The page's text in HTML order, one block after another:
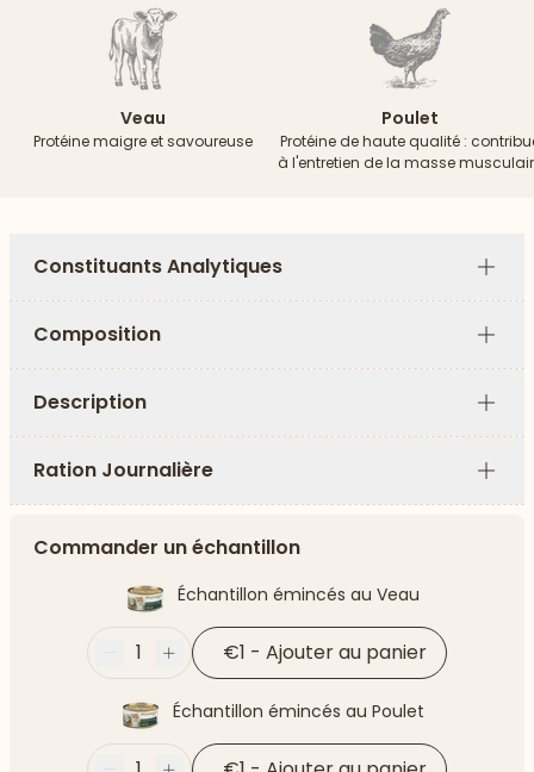
Veau
Protéine maigre et savoureuse
Poulet
Protéine de haute qualité :
à l'entretien de la masse
Constituants Analytiques
Plus
Composition
Plus
Description
Plus
Ration Journalière
Plus
Commander un échantillon
Échantillon émincés au Veau
Moins
1 Plus €1 - Ajouter au panier
Échantillon émincés au Poulet